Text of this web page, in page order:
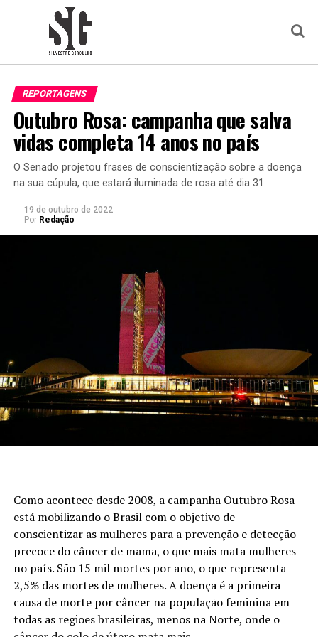
REPORTAGENS
Outubro Rosa: campanha que salva
vidas completa 14 anos no país
O Senado projetou frases de conscientização sobre a doença
na sua cúpula, que estará iluminada de rosa até dia 31
19 de outubro de 2022
Por Redação
Como acontece desde 2008, a campanha Outubro Rosa
está mobilizando o Brasil com o objetivo de
conscientizar as mulheres para a prevenção e detecção
precoce do câncer de mama, o que mais mata mulheres
no país. São 15 mil mortes por ano, o que representa
2,5% das mortes de mulheres. A doença é a primeira
causa de morte por câncer na população feminina em
todas as regiões brasileiras, menos na Norte, onde o